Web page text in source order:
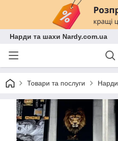
Нарди та шахи Nardy.com.ua
Товари та послуги Нарди